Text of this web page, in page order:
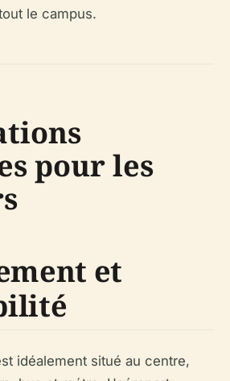
le campus.
pour les
et
idéalement situé au centre,